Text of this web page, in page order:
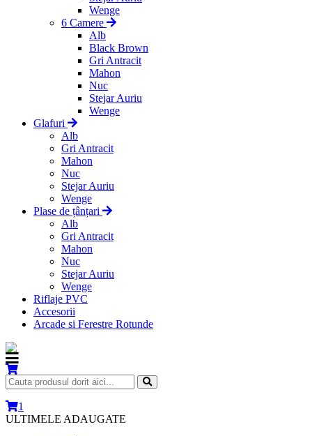
Wenge
6 Camere
Alb
Black Brown
Gri Antracit
Mahon
Nuc
Stejar Auriu
Wenge
Glafuri
Alb
Gri Antracit
Mahon
Nuc
Stejar Auriu
Wenge
Plase de țânțari
Alb
Gri Antracit
Mahon
Nuc
Stejar Auriu
Wenge
Riflaje PVC
Accesorii
Arcade si Ferestre Rotunde
1
ULTIMELE ADAUGATE